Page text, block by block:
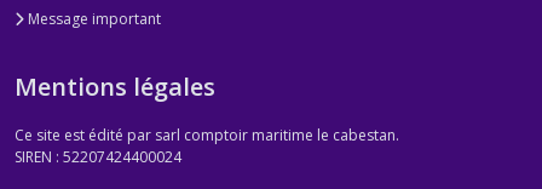
Message important
Mentions légales
Ce site est édité par sarl comptoir maritime le cabestan.
SIREN : 52207424400024